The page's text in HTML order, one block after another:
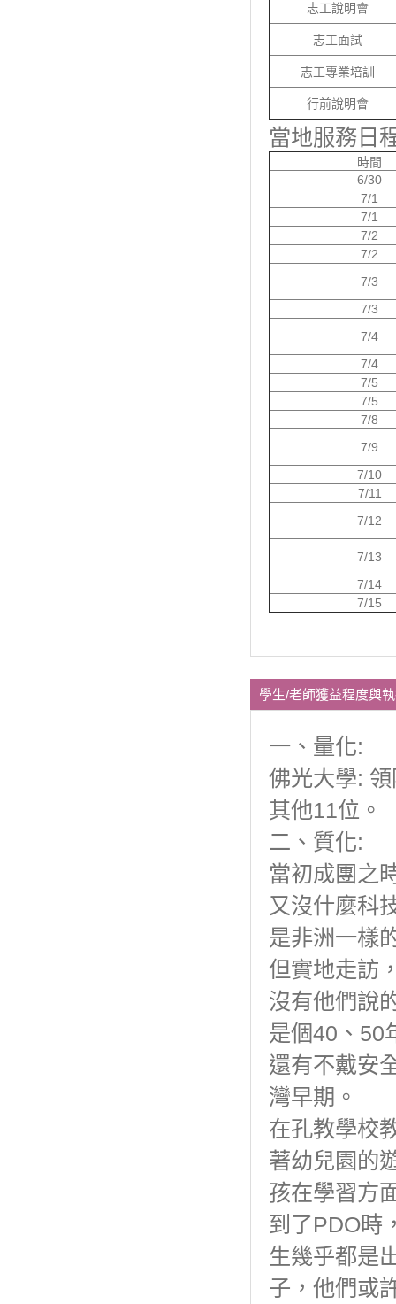
志工說明會
志工面試
志工專業培訓
行前說明會
當地服務日
時間
6/30
7/1
7/1
7/2
7/2
7/3
7/3
7/4
7/4
7/5
7/5
7/8
7/9
7/10
7/11
7/12
7/13
7/14
7/15
學生/老師獲益程度與
一、量化:
佛光大學:
其他11位。
二、質化:
當初成團之
又沒什麼科
是非洲一樣
但實地走訪
沒有他們說
是個40、50
還有不戴安
灣早期。
在孔教學校
著幼兒園的
孩在學習方
到了PDO時
生幾乎都是
子，他們或